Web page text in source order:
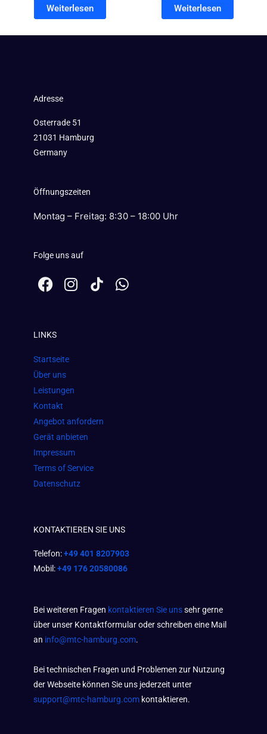
Weiterlesen Weiterlesen
Adresse
Osterrade 51
21031 Hamburg
Germany
Öffnungszeiten
Montag – Freitag: 8:30 – 18:00 Uhr
Folge uns auf
F
a
b
o
o
k
I
n
m
W
h
LINKS
Startseite
Über uns
Leistungen
Kontakt
Angebot anfordern
Gerät anbieten
Impressum
Terms of Service
Datenschutz
KONTAKTIEREN SIE UNS
Telefon:+49 401 8207903
Mobil:+49 176 20580086
Bei weiteren Fragen kontaktieren Sie unssehr gerne
über unser Kontaktformular oder schreiben eine Mail
an info@mtc-hamburg.com.
Bei technischen Fragen und Problemen zur Nutzung
der Webseite können Sie uns jederzeit unter
support@mtc-hamburg.com kontaktieren.